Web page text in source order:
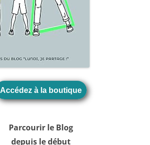
Accédez à la boutique
Parcourir le Blog
depuis le début